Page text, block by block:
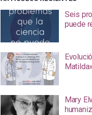
Seis
puede
Matilda»
Mary